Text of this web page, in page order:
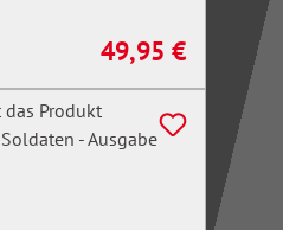
Regulärer Preis:
49,95 €